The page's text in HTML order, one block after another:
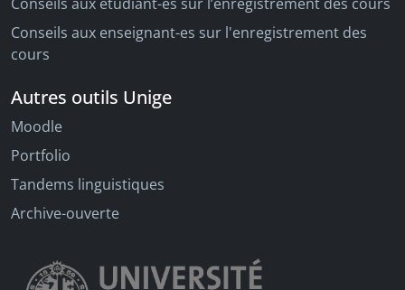
Conseils aux enseignant-es sur l'enregistrement des
cours
Autres outils Unige
Moodle
Portfolio
Tandems linguistiques
Archive-ouverte